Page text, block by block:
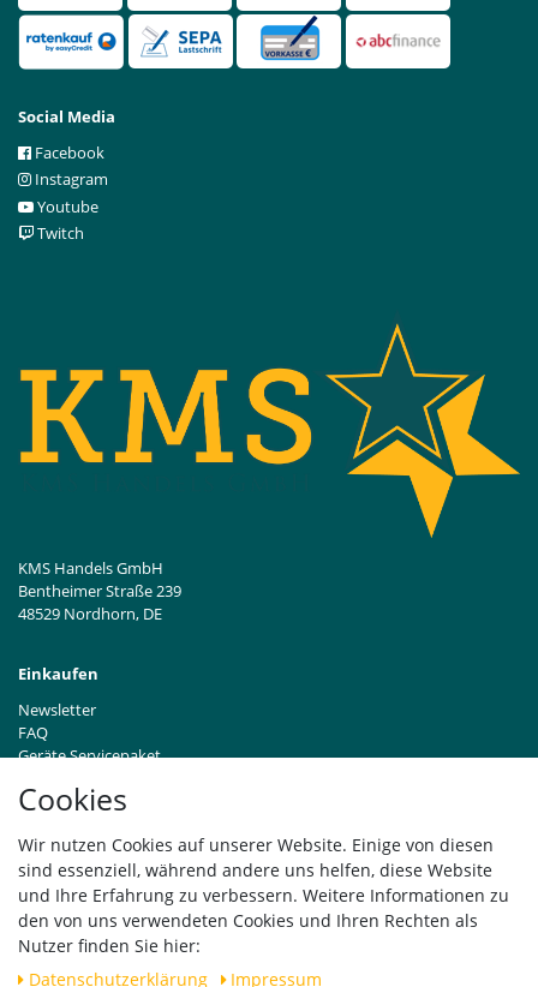
Cookies
Wir nutzen Cookies auf unserer Website. Einige von diesen
sind essenziell, während andere uns helfen, diese Website
und Ihre Erfahrung zu verbessern. Weitere Informationen zu
den von uns verwendeten Cookies und Ihren Rechten als
Nutzer finden Sie hier:
Daten­schutz­erklärung
Impressum
Social Media
Facebook
Instagram
Youtube
Twitch
KMS Handels GmbH
Bentheimer Straße 239
48529 Nordhorn, DE
Einkaufen
Newsletter
FAQ
Geräte Servicepaket
Händleranfragen B2B
Widerrufsrecht
Vertrag widerrufen
Versand